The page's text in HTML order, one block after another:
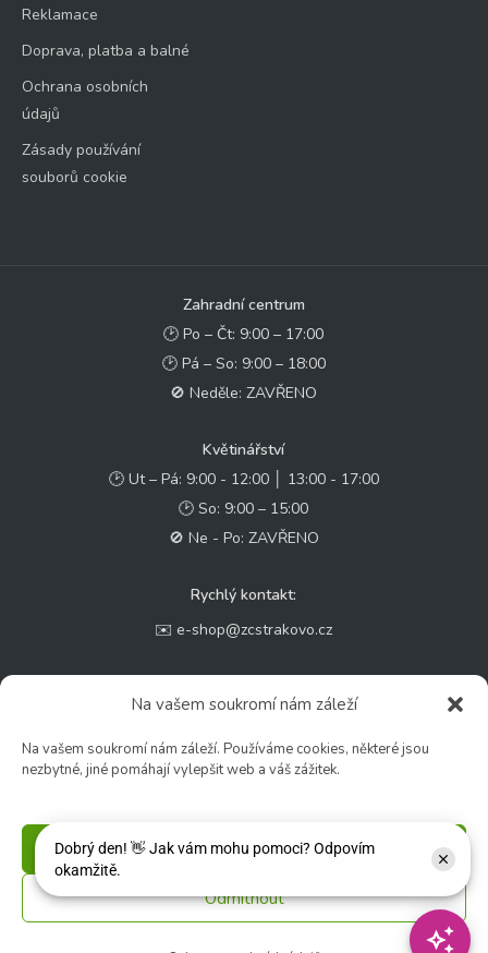
Na vašem soukromí nám záleží
Na vašem soukromí nám záleží. Používáme cookies, některé jsou
nezbytné, jiné pomáhají vylepšit web a váš zážitek.
Příjmout
Odmítnout
Reklamace
Doprava, platba a balné
Ochrana osobních
údajů
Zásady používání
souborů cookie
Zahradní centrum
🕑 Po – Čt: 9:00 – 17:00
🕑 Pá – So: 9:00 – 18:00
🚫 Neděle: ZAVŘENO
Květinářství
🕑 Ut – Pá: 9:00 - 12:00 │ 13:00 - 17:00
🕑 So: 9:00 – 15:00
🚫 Ne - Po: ZAVŘENO
Rychlý kontakt:
✉️ e-shop@zcstrakovo.cz
© 2026 Zahradní centrum "Strakovo" s.r.o. – Všechna práva vyhrazena. |